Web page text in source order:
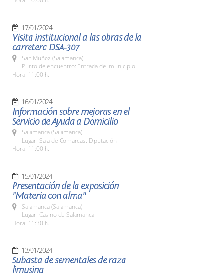
17/01/2024
Visita institucional a las obras de la
carretera DSA-307
San Muñoz (Salamanca)
Punto de encuentro: Entrada del municipio
Hora: 11:00 h.
16/01/2024
Información sobre mejoras en el
Servicio de Ayuda a Domicilio
Salamanca (Salamanca)
Lugar: Sala de Comarcas. Diputación
Hora: 11:00 h.
15/01/2024
Presentación de la exposición
"Materia con alma"
Salamanca (Salamanca)
Lugar: Casino de Salamanca
Hora: 11:30 h.
13/01/2024
Subasta de sementales de raza
limusina